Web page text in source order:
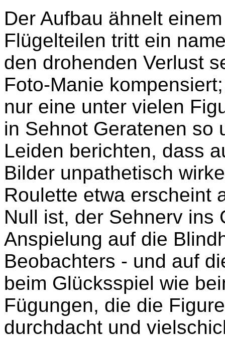
Der Aufbau ähnelt
Flügelteilen tritt ein
den drohenden Verlust
Foto-Manie
nur eine unter vielen
in Sehnot Geratenen so
Leiden berichten, dass
Bilder unpathetisch
Roulette etwa erscheint
Null ist, der Sehnerv ins
Anspielung auf die
Beobachters - und auf
beim Glücksspiel wie
Fügungen, die die
durchdacht und